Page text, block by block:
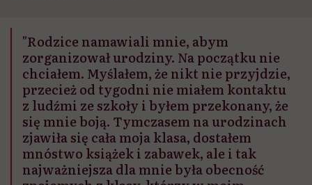
"Rodzice namawiali mnie, abym
zorganizował urodziny. Na początku nie
chciałem. Myślałem, że nikt nie przyjdzie,
przecież od tygodni nie miałem kontaktu
z ludźmi ze szkoły i byłem przekonany, że
się mnie boją. Tymczasem na urodzinach
zjawiła się cała moja klasa, dostałem
mnóstwo książek i zabawek, ale i tak
najważniejsza dla mnie była obecność